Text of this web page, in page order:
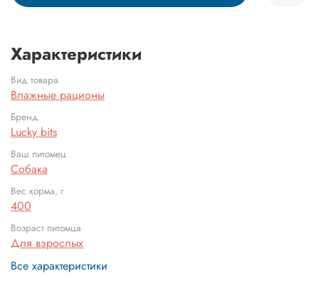
Характеристики
Вид товара
Влажные рационы
Бренд
Lucky bits
Ваш питомец
Собака
Вес корма, г
400
Возраст питомца
Для взрослых
Все характеристики